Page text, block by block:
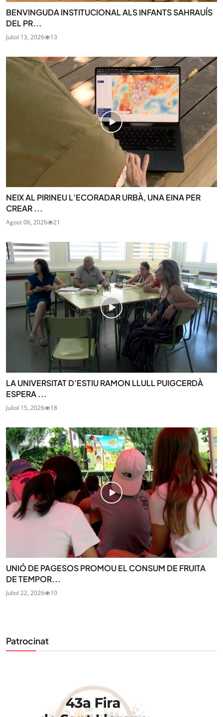
BENVINGUDA INSTITUCIONAL ALS INFANTS SAHRAUÍS
DEL PR...
Juliol 13, 2026 13
NEIX AL PIRINEU L’ECORADAR URBÀ, UNA EINA PER
CREAR ...
Agost 06, 2026 21
LA UNIVERSITAT D’ESTIU RAMON LLULL PUIGCERDÀ
ESPERA ...
Juliol 15, 2026 18
UNIÓ DE PAGESOS PROMOU EL CONSUM DE FRUITA
DE TEMPOR...
Juliol 22, 2026 10
Patrocinat
Uneix-te al nostre butlletí